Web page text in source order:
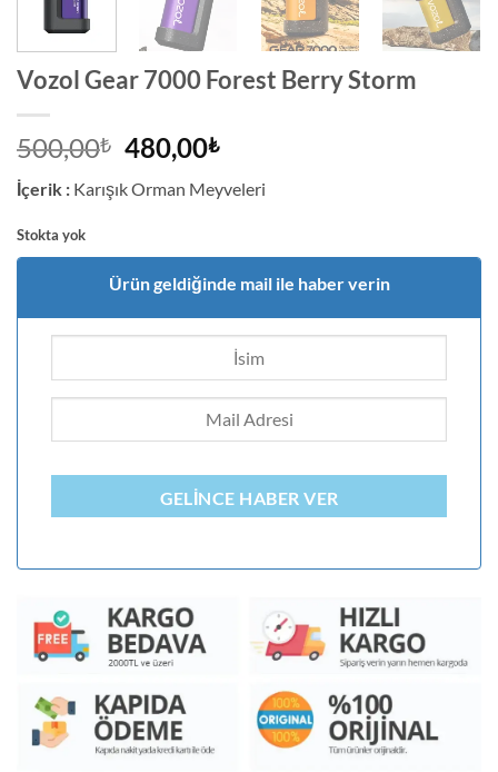
Vozol Gear 7000 Forest Berry Storm
500,00₺ Orijinal
fiyat:
500,00₺.
480,00₺Şu
fiyat:
İçerik : Karışık Orman Meyveleri
Stokta yok
Ürün geldiğinde mail ile haber verin
GELINCE HABER VER